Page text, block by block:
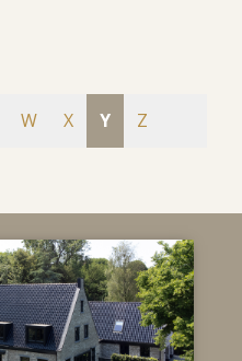
W X Y Z